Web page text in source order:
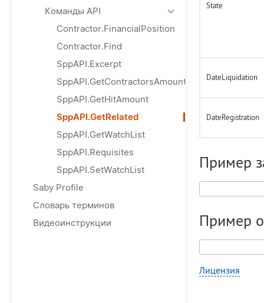
Команды API
Contractor.FinancialPosition
Contractor.Find
SppAPI.Excerpt
SppAPI.GetContractorsAmount
SppAPI.GetHitAmount
SppAPI.GetRelated
SppAPI.GetWatchList
SppAPI.Requisites
SppAPI.SetWatchList
Saby Profile
Словарь терминов
Видеоинструкции
State
DateLiquidation
DateRegistration
Пример
Пример
Лицензия